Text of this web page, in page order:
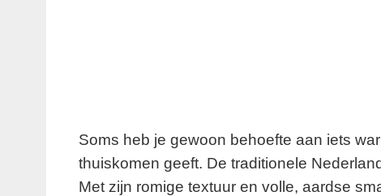
Soms heb je gewoon behoefte aan iets
thuiskomen geeft. De traditionele
Met zijn romige textuur en volle, aardse